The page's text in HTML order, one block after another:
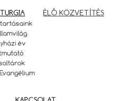
év
ÉLŐ KÖZVETÍTÉS